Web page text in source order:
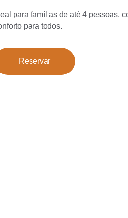
para famílias de até 4 pessoas,
para todos.
Reservar